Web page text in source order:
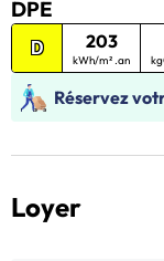
DPE
D 203
kWh/m² .an
Réservez
Loyer